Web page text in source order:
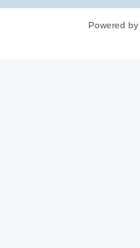
Powered by